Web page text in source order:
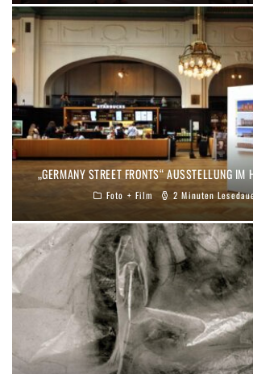
„GERMANY STREET FRONTS“ AUSSTELLUNG IM
Foto + Film 2 Minuten